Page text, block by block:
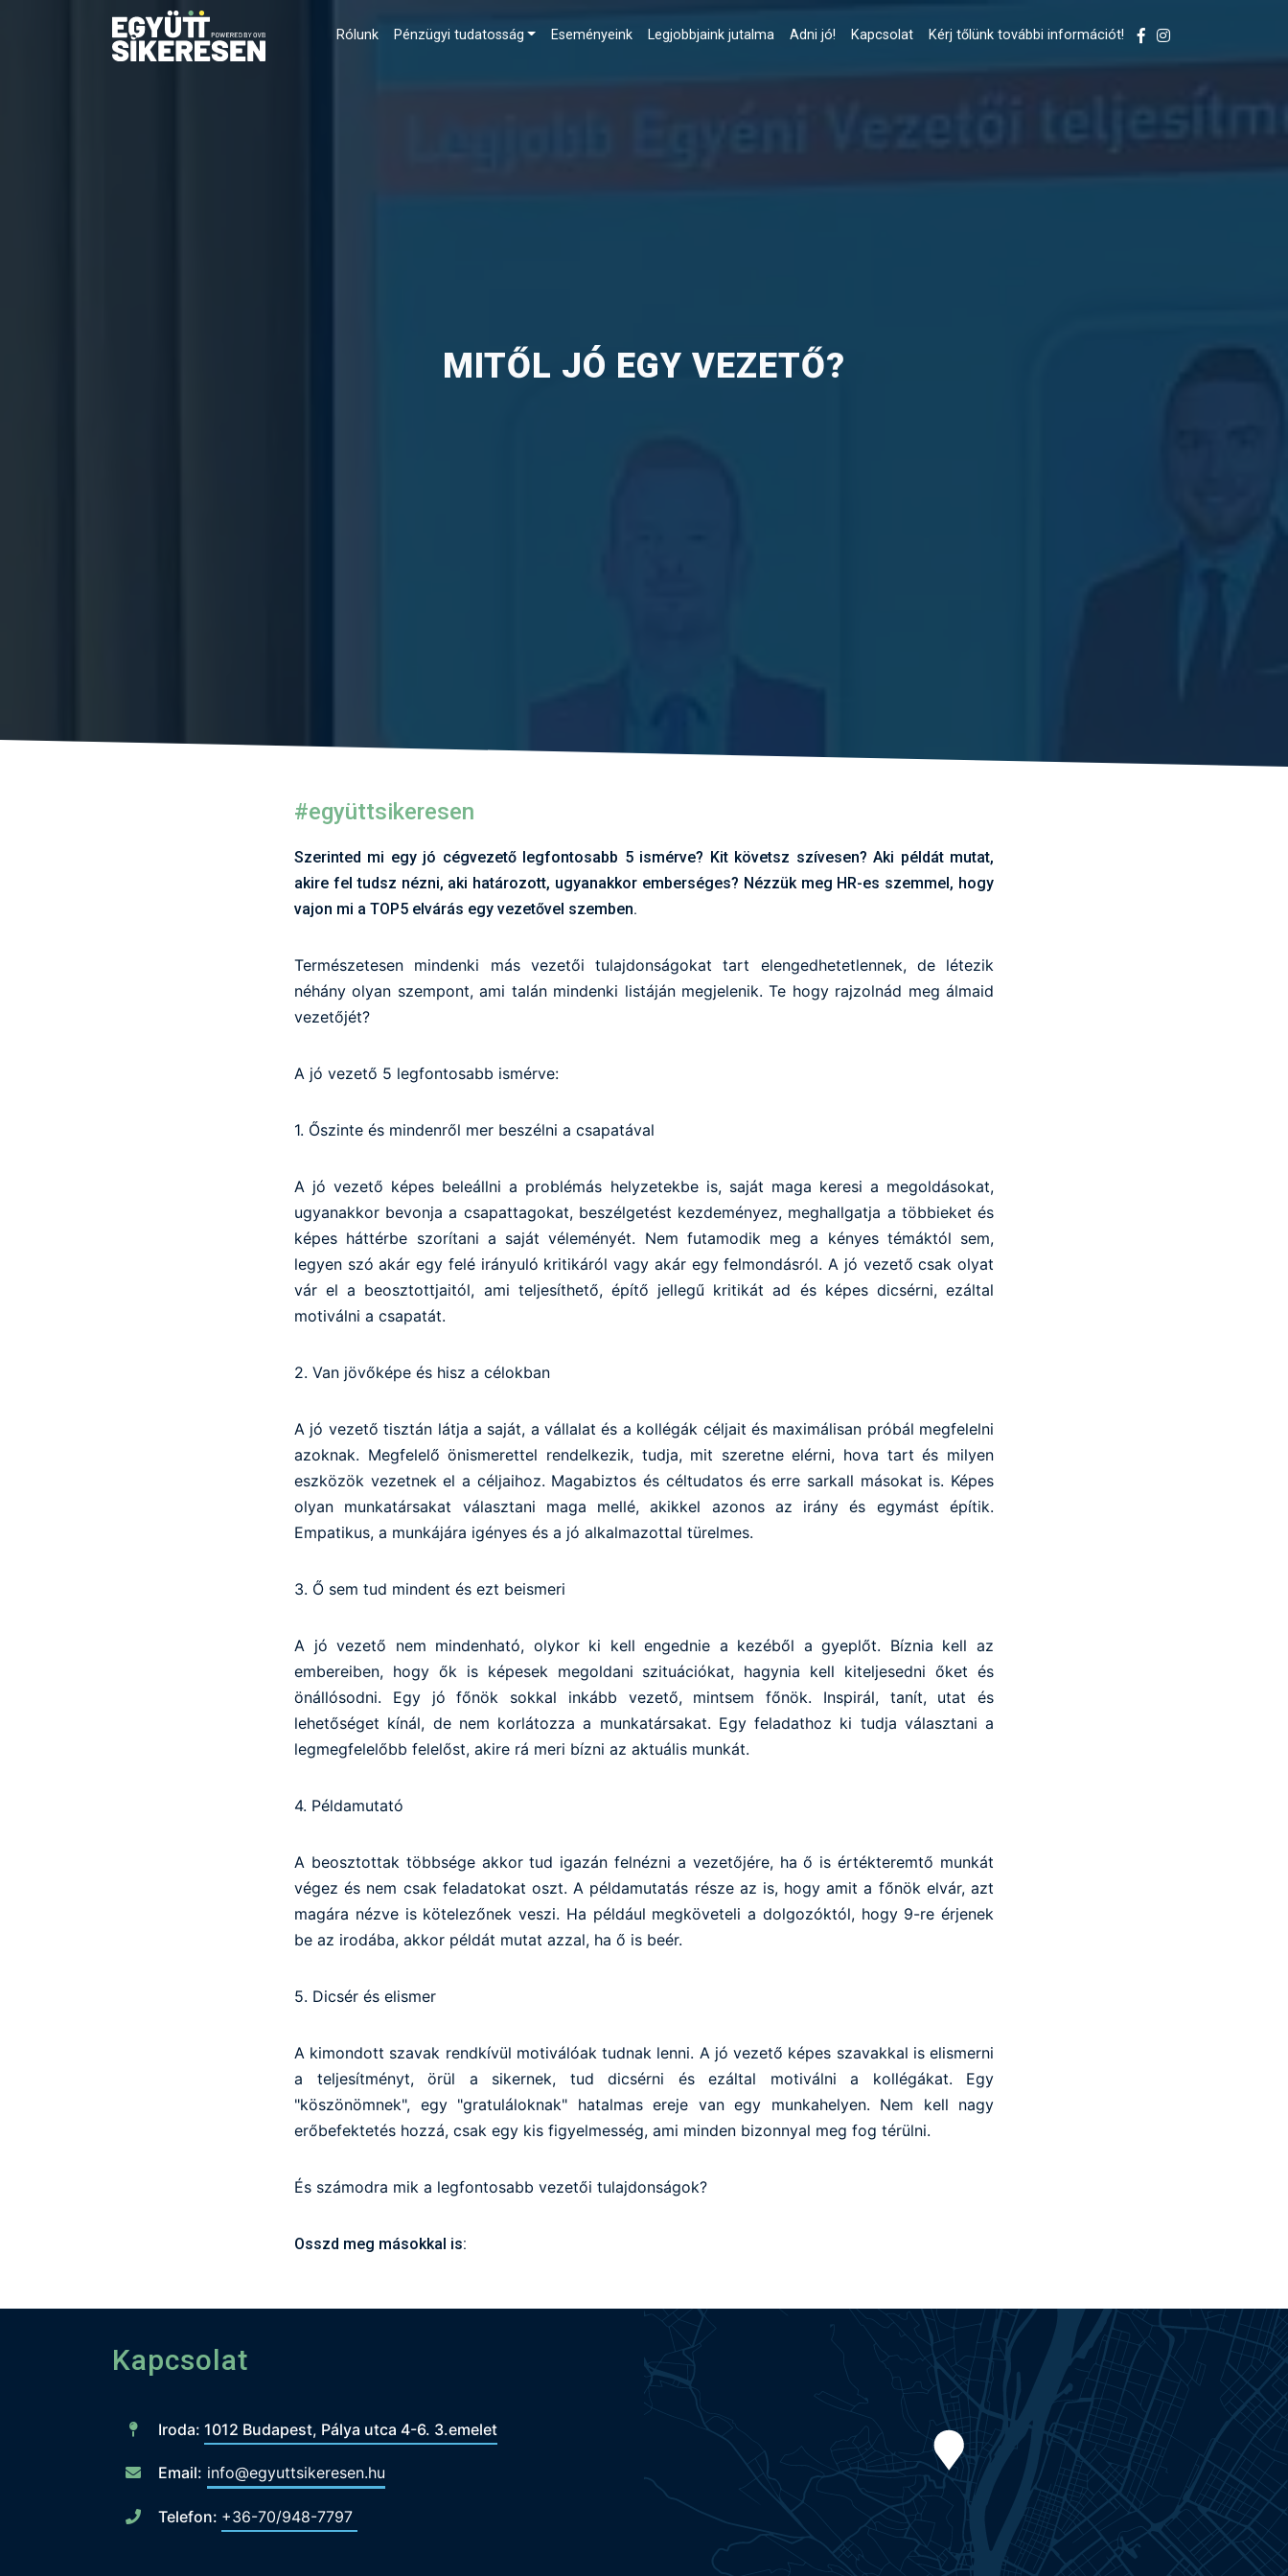
Rólunk Pénzügyi tudatosság Eseményeink Legjobbjaink jutalma Adni jó! Kapcsolat Kérj tőlünk további információt!
MITŐL JÓ EGY VEZETŐ?
#együttsikeresen
Szerinted mi egy jó cégvezető legfontosabb 5 ismérve? Kit követsz szívesen? Aki példát mutat,
akire fel tudsz nézni, aki határozott, ugyanakkor emberséges? Nézzük meg HR-es szemmel, hogy
vajon mi a TOP5 elvárás egy vezetővel szemben.
Természetesen mindenki más vezetői tulajdonságokat tart elengedhetetlennek, de létezik
néhány olyan szempont, ami talán mindenki listáján megjelenik. Te hogy rajzolnád meg álmaid
vezetőjét?
A jó vezető 5 legfontosabb ismérve:
1. Őszinte és mindenről mer beszélni a csapatával
A jó vezető képes beleállni a problémás helyzetekbe is, saját maga keresi a megoldásokat,
ugyanakkor bevonja a csapattagokat, beszélgetést kezdeményez, meghallgatja a többieket és
képes háttérbe szorítani a saját véleményét. Nem futamodik meg a kényes témáktól sem,
legyen szó akár egy felé irányuló kritikáról vagy akár egy felmondásról. A jó vezető csak olyat
vár el a beosztottjaitól, ami teljesíthető, építő jellegű kritikát ad és képes dicsérni, ezáltal
motiválni a csapatát.
2. Van jövőképe és hisz a célokban
A jó vezető tisztán látja a saját, a vállalat és a kollégák céljait és maximálisan próbál megfelelni
azoknak. Megfelelő önismerettel rendelkezik, tudja, mit szeretne elérni, hova tart és milyen
eszközök vezetnek el a céljaihoz. Magabiztos és céltudatos és erre sarkall másokat is. Képes
olyan munkatársakat választani maga mellé, akikkel azonos az irány és egymást építik.
Empatikus, a munkájára igényes és a jó alkalmazottal türelmes.
3. Ő sem tud mindent és ezt beismeri
A jó vezető nem mindenható, olykor ki kell engednie a kezéből a gyeplőt. Bíznia kell az
embereiben, hogy ők is képesek megoldani szituációkat, hagynia kell kiteljesedni őket és
önállósodni. Egy jó főnök sokkal inkább vezető, mintsem főnök. Inspirál, tanít, utat és
lehetőséget kínál, de nem korlátozza a munkatársakat. Egy feladathoz ki tudja választani a
legmegfelelőbb felelőst, akire rá meri bízni az aktuális munkát.
4. Példamutató
A beosztottak többsége akkor tud igazán felnézni a vezetőjére, ha ő is értékteremtő munkát
végez és nem csak feladatokat oszt. A példamutatás része az is, hogy amit a főnök elvár, azt
magára nézve is kötelezőnek veszi. Ha például megköveteli a dolgozóktól, hogy 9-re érjenek
be az irodába, akkor példát mutat azzal, ha ő is beér.
5. Dicsér és elismer
A kimondott szavak rendkívül motiválóak tudnak lenni. A jó vezető képes szavakkal is elismerni
a teljesítményt, örül a sikernek, tud dicsérni és ezáltal motiválni a kollégákat. Egy
"köszönömnek", egy "gratuláloknak" hatalmas ereje van egy munkahelyen. Nem kell nagy
erőbefektetés hozzá, csak egy kis figyelmesség, ami minden bizonnyal meg fog térülni.
És számodra mik a legfontosabb vezetői tulajdonságok?
Osszd meg másokkal is:
Kapcsolat
Iroda: 1012 Budapest, Pálya utca 4-6. 3.emelet
Email: info@egyuttsikeresen.hu
Telefon: +36-70/948-7797